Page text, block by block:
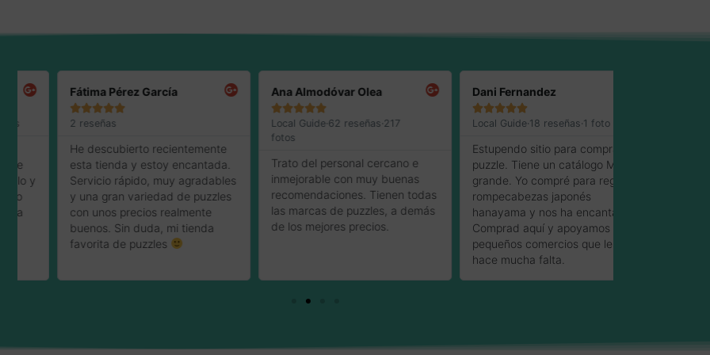
Fátima Pérez García

2 reseñas
He descubierto recientemente
esta tienda y estoy encantada.
Servicio rápido, muy agradables
y una gran variedad de puzzles
con unos precios realmente
buenos. Sin duda, mi tienda
favorita de puzzles
Ana Almodóvar Olea

Local Guide·62 reseñas·217
Trato del personal cercano e
inmejorable con muy buenas
recomendaciones. Tienen todas
las marcas de puzzles, a demás
de los mejores precios.
Dani Fernandez

Local Guide·18 reseñas·1 foto
Estupendo sitio para comprar un
puzzle. Tiene un catálogo MUY
grande. Yo compré para regalo
rompecabezas japonés
hanayama y nos ha encantado.
Comprad aquí y apoyamos a los
pequeños comercios que les
hace mucha falta.